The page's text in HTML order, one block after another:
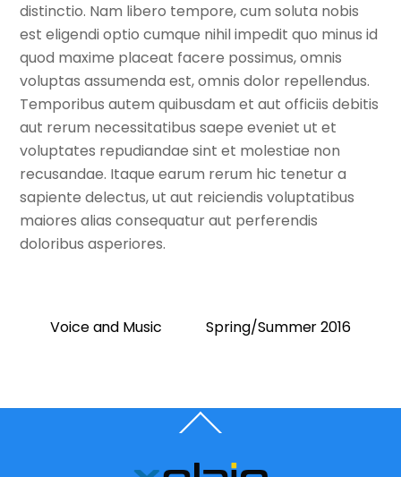
distinctio. Nam libero tempore, cum soluta nobis
est eligendi optio cumque nihil impedit quo minus id
quod maxime placeat facere possimus, omnis
voluptas assumenda est, omnis dolor repellendus.
Temporibus autem quibusdam et aut officiis debitis
aut rerum necessitatibus saepe eveniet ut et
voluptates repudiandae sint et molestiae non
recusandae. Itaque earum rerum hic tenetur a
sapiente delectus, ut aut reiciendis voluptatibus
maiores alias consequatur aut perferendis
doloribus asperiores.
Voice and Music Spring/Summer 2016
To